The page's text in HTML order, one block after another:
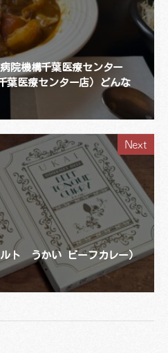
院機構千葉医療センター
葉医療センター店）どんな
Next
ルト うかい ビーフカレー）